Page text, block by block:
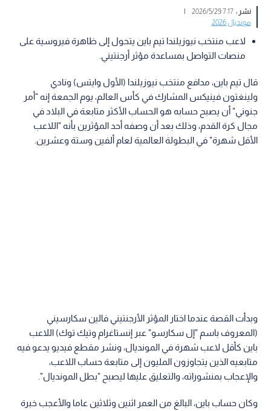
نشر :7:17 2026/5/29
|
مونديال 2026
لاعب منتخب نيوزيلندا تيم باين يتحول إلى ظاهرة فيروسية على
منصات التواصل بمساعدة مؤثر أرجنتيني.
قال تيم باين، مدافع منتخب نيوزيلندا (الأول وايتس) ونادي
ولينغتون فينيكس المشارك في كأس العالم، يوم الجمعة إنه "أمر
جنوني" أن يصبح حسابه هو الحساب الأكثر متابعة في البلاد في
مجال كرة القدم، وذلك بعد أن وصفه أحد المؤثرين بأنه "اللاعب
الأقل شهرة" في البطولة العالمية لعام ألفين وستة وعشرين.
وبدأت القصة عندما اختار المؤثر الأرجنتيني فالين سكارسيني
(المعروف باسم "إل سكارسو" عبر إنستاغرام وتيك توك) اللاعب
باين كأقل لاعب شهرة في المونديال، ونشر مقطع فيديو يدعو فيه
متابعيه الذين يتجاوزون المليون إلى متابعة حساب اللاعب،
والإعجاب بمنشوراته، والتعليق عليها ليصبح "بطل المونديال".
وكان حساب باين، البالغ من العمر اثنين وثلاثين عاما والأعجب خبرة